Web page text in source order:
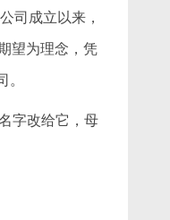
司成立以来，
望为理念，凭
。
字改给它，母